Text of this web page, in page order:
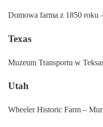
Domowa farma z 1850 roku
Texas
Muzeum Transportu w
Utah
Wheeler Historic Farm –